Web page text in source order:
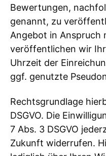
Bewertungen,
genannt, zu
Angebot in Anspruch
veröffentlichen wir
Uhrzeit der
ggf. genutzte
Rechtsgrundlage
DSGVO. Die
7 Abs. 3 DSGVO
Zukunft widerrufen.